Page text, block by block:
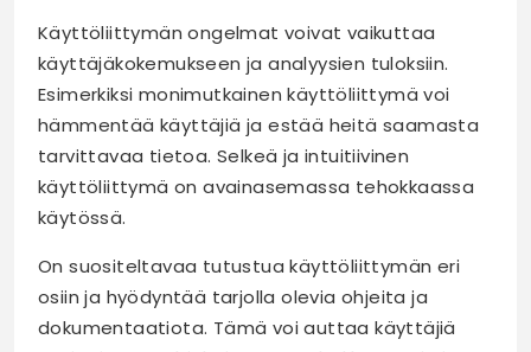
Käyttöliittymän ongelmat voivat vaikuttaa
käyttäjäkokemukseen ja analyysien tuloksiin.
Esimerkiksi monimutkainen käyttöliittymä voi
hämmentää käyttäjiä ja estää heitä saamasta
tarvittavaa tietoa. Selkeä ja intuitiivinen
käyttöliittymä on avainasemassa tehokkaassa
käytössä.
On suositeltavaa tutustua käyttöliittymän eri
osiin ja hyödyntää tarjolla olevia ohjeita ja
dokumentaatiota. Tämä voi auttaa käyttäjiä